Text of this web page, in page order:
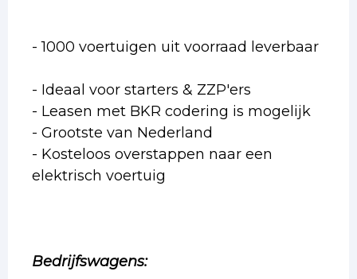
- 1000 voertuigen uit voorraad leverbaar
- Ideaal voor starters & ZZP'ers
- Leasen met BKR codering is mogelijk
- Grootste van Nederland
- Kosteloos overstappen naar een
elektrisch voertuig
Bedrijfswagens: